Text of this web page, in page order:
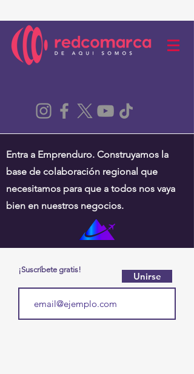
Entra a Emprenduro. Construyamos la
base de colaboración regional que
necesitamos para que a todos nos vaya
bien en nuestros negocios.
¡Suscríbete gratis!
Unirse